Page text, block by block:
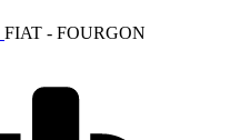
FIAT - FOURGON